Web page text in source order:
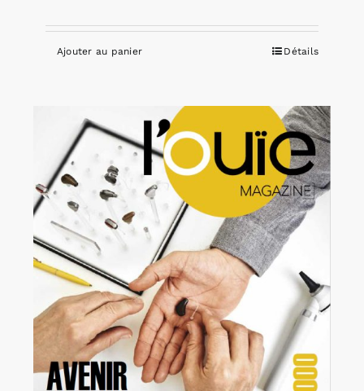
Ajouter au panier Détails